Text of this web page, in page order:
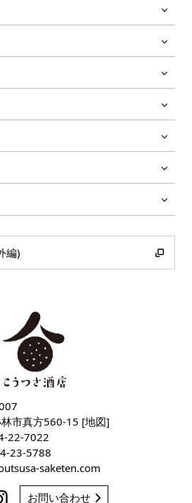
編)
市真方560-15 [地図]
22-7022
23-5788
saketen com
お問い合わせ